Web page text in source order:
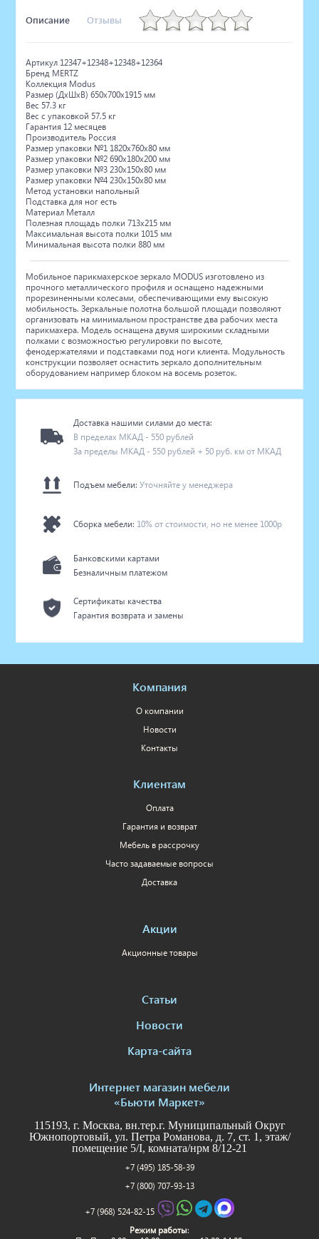
Описание Отзывы
Артикул 12347+12348+12348+12364
Бренд MERTZ
Коллекция Modus
Размер (ДхШхВ) 650х700х1915 мм
Вес 57.3 кг
Вес с упаковкой 57.5 кг
Гарантия 12 месяцев
Производитель Россия
Размер упаковки №1 1820х760х80 мм
Размер упаковки №2 690х180х200 мм
Размер упаковки №3 230х150х80 мм
Размер упаковки №4 230х150х80 мм
Метод установки напольный
Подставка для ног есть
Материал Металл
Полезная площадь полки 713х215 мм
Максимальная высота полки 1015 мм
Минимальная высота полки 880 мм
Мобильное парикмахерское зеркало MODUS изготовлено из
прочного металлического профиля и оснащено надежными
прорезиненными колесами, обеспечивающими ему высокую
мобильность. Зеркальные полотна большой площади позволяют
организовать на минимальном пространстве два рабочих места
парикмахера. Модель оснащена двумя широкими складными
полками с возможностью регулировки по высоте,
фенодержателями и подставками под ноги клиента. Модульность
конструкции позволяет оснастить зеркало дополнительным
оборудованием например блоком на восемь розеток.
Доставка нашими силами до места:
В пределах МКАД - 550 рублей
За пределы МКАД - 550 рублей + 50 руб. км от МКАД
Подъем мебели:Уточняйте у менеджера
Сборка мебели: 10% от стоимости, но не менее 1000р
Банковскими картами
Безналичным платежом
Сертификаты качества
Гарантия возврата и замены
Компания
О компании
Новости
Контакты
Клиентам
Оплата
Гарантия и возврат
Мебель в рассрочку
Часто задаваемые вопросы
Доставка
Акции
Акционные товары
Статьи
Новости
Карта-сайта
Интернет магазин мебели
«Бьюти Маркет»
115193, г. Москва, вн.тер.г. Муниципальный Округ
Южнопортовый, ул. Петра Романова, д. 7, ст. 1, этаж/
помещение 5/I, комната/нрм 8/12-21
+7 (495) 185-58-39
+7 (800) 707-93-13
+7 (968) 524-82-15
Режим работы: